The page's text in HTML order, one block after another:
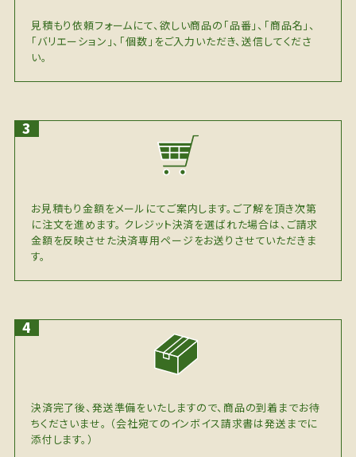
見積もり依頼フォームにて、欲しい商品の「品番」、「商品名」、
「バリエーション」、「個数」をご入力いただき、送信してくださ
い。
お見積もり金額をメールにてご案内します。ご了解を頂き次第
に注文を進めます。 クレジット決済を選ばれた場合は、ご請求
金額を反映させた決済専用ページをお送りさせていただきま
す。
決済完了後、発送準備をいたしますので、商品の到着までお待
ちくださいませ。 （会社宛てのインボイス請求書は発送までに
添付します。）